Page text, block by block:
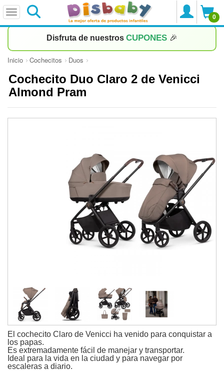
0
Disfruta de nuestros CUPONES 🎉
Inicio Cochecitos Duos
Cochecito Duo Claro 2 de Venicci
Almond Pram
El cochecito Claro de Venicci ha venido para conquistar a
los papas.
Es extremadamente fácil de manejar y transportar.
Ideal para la vida en la ciudad y para navegar por
escaleras a diario.